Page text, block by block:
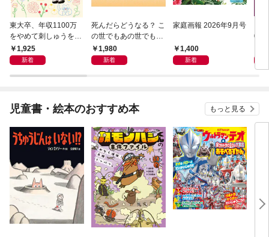
東大卒、年収1100万
をやめて刺しゅうをは
じめたワケ 冷めたまま
働きつづける前に
1,925
新着
死んだらどうなる？ こ
の世でもあの世でも幸
せになれる、究極の法
則
1,980
新着
家庭画報 2026年9月号
1,400
新着
0月
児童書・絵本のおすすめ本 もっと見る